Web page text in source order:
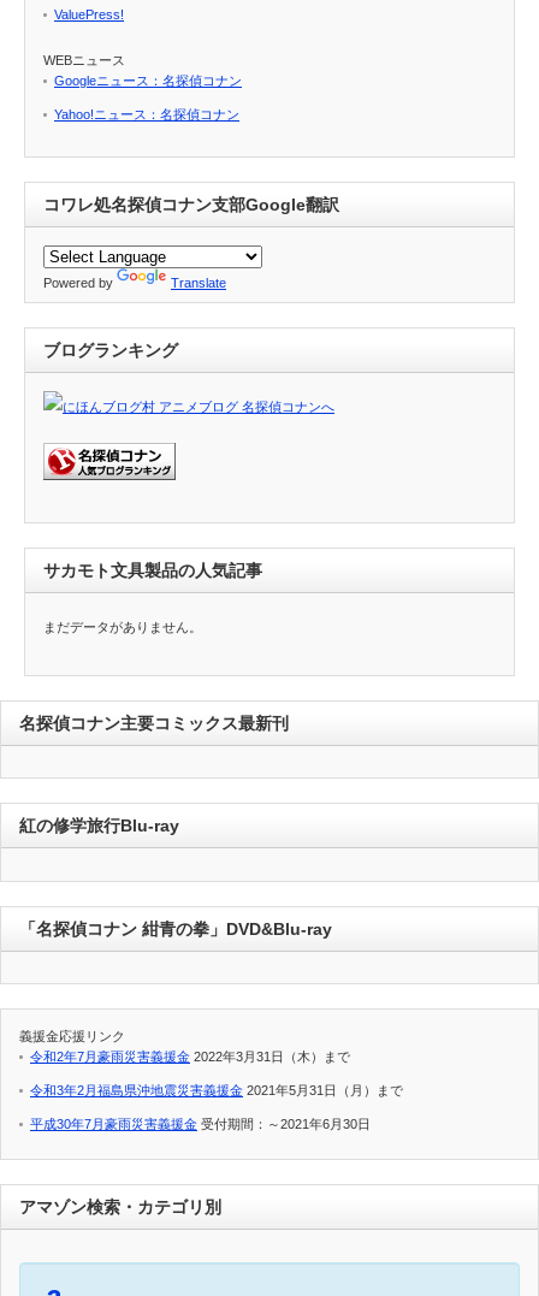
ValuePress!
WEBニュース
Googleニュース：名探偵コナン
Yahoo!ニュース：名探偵コナン
コワレ処名探偵コナン支部Google翻訳
Powered by Translate
ブログランキング
サカモト文具製品の人気記事
まだデータがありません。
名探偵コナン主要コミックス最新刊
紅の修学旅行Blu-ray
「名探偵コナン 紺青の拳」DVD&Blu-ray
義援金応援リンク
令和2年7月豪雨災害義援金 2022年3月31日（木）まで
令和3年2月福島県沖地震災害義援金 2021年5月31日（月）まで
平成30年7月豪雨災害義援金 受付期間：～2021年6月30日
アマゾン検索・カテゴリ別